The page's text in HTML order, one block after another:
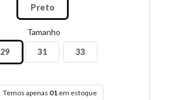
Preto
Tamanho
29
31 33
Temos apenas 01 em estoque